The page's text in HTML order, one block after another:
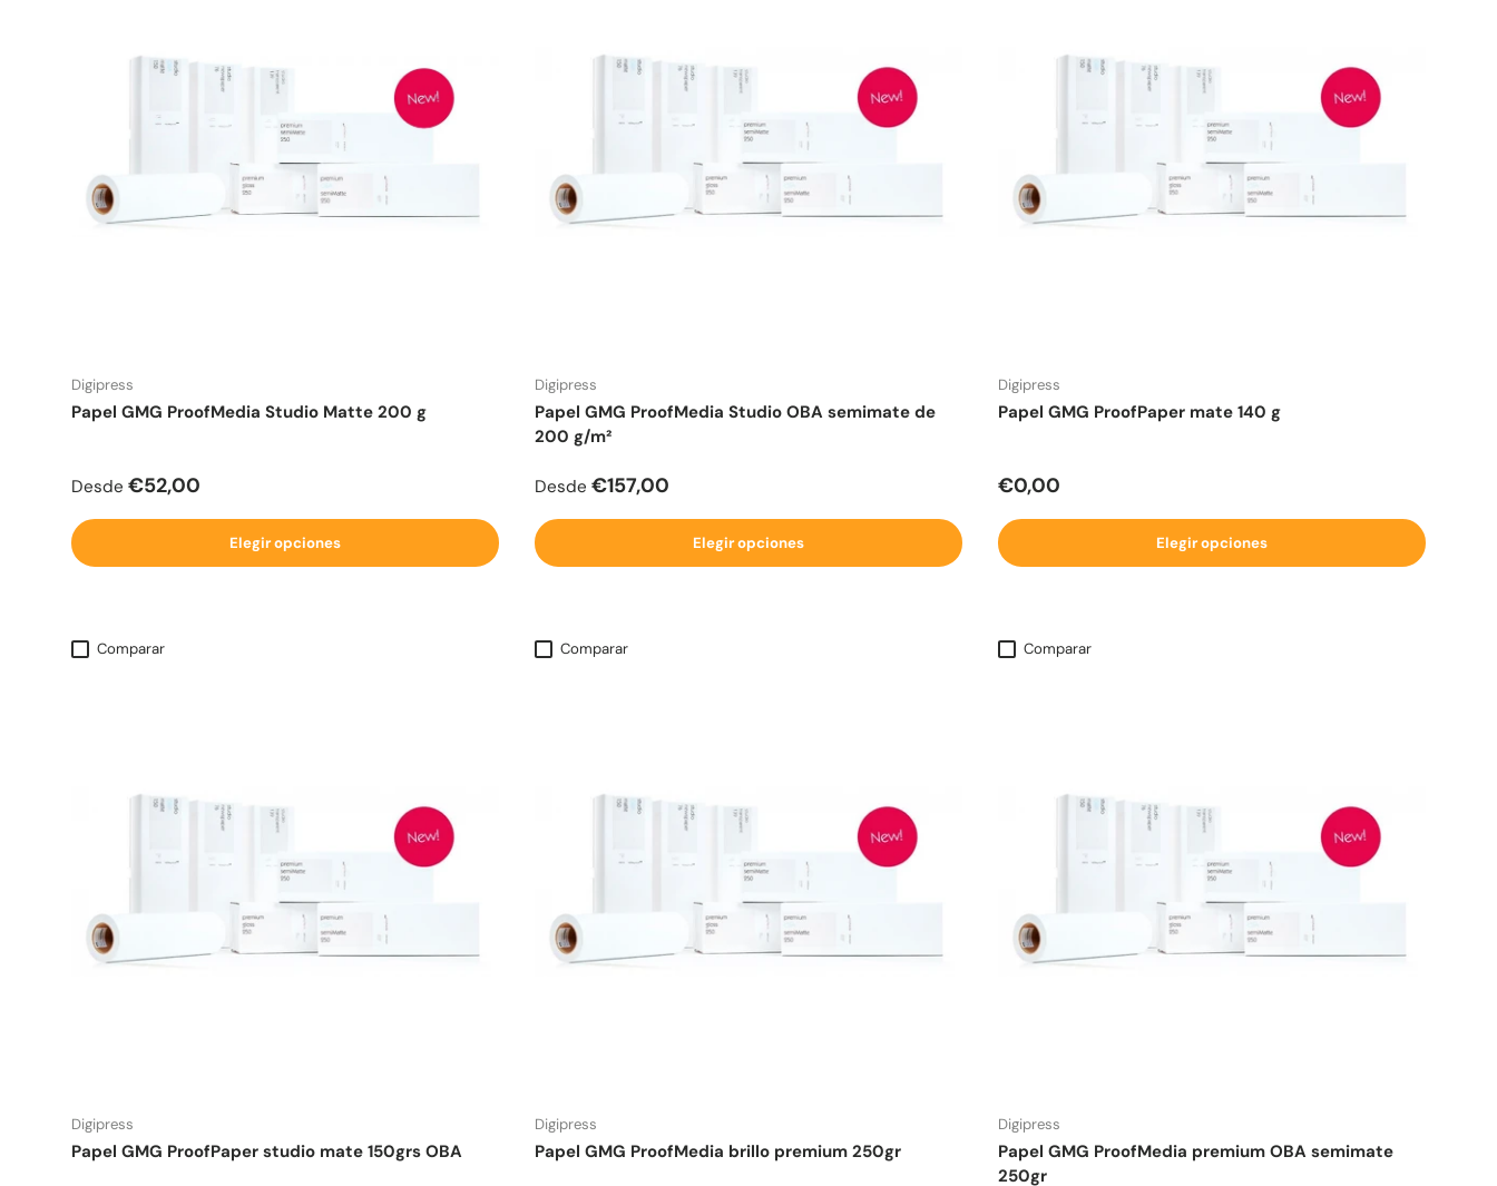
Digipress
Papel GMG ProofMedia Studio Matte 200 g
Precio normal
Desde €52,00
Elegir opciones
Digipress
Papel GMG ProofMedia Studio OBA semimate de
200 g/m²
Precio normal
Desde €157,00
Elegir opciones
Digipress
Papel GMG ProofPaper mate 140 g
Precio normal
€0,00
Elegir opciones
Comparar
Digipress
Papel GMG ProofPaper studio mate 150grs OBA
Comparar
Digipress
Papel GMG ProofMedia brillo premium 250gr
Comparar
Digipress
Papel GMG ProofMedia premium OBA semimate
250gr